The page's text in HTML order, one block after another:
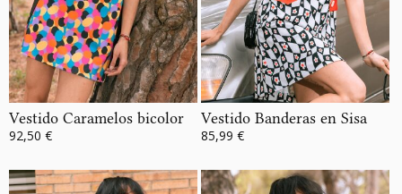
Vestido Caramelos bicolor
92,50 €
Vestido Banderas en Sisa
85,99 €